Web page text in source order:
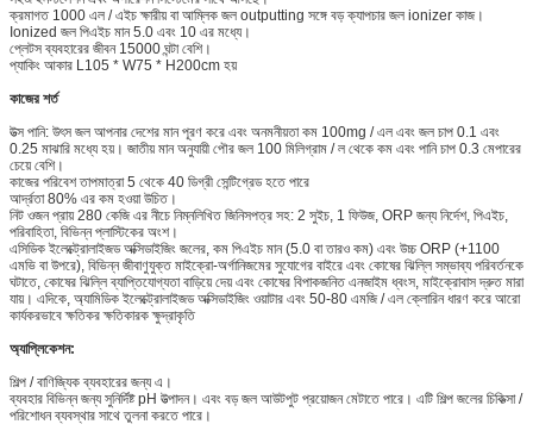
ক্রমাগত 1000 এল / এইচ ক্ষারীয় বা আম্লিক জল outputting সঙ্গে বড় ক্যাপচার জল ionizer কাজ।
Ionized জল পিএইচ মান 5.0 এবং 10 এর মধ্যে।
প্লেটস ব্যবহারের জীবন 15000 ঘন্টা বেশি।
প্যাকিং আকার L105 * W75 * H200cm হয়
কাজের শর্ত
উত্স পানি: উৎস জল আপনার দেশের মান পূরণ করে এবং অনমনীয়তা কম 100mg / এল এবং জল চাপ 0.1 এবং
0.25 মাঝারি মধ্যে হয়। জাতীয় মান অনুযায়ী পৌর জল 100 মিলিগ্রাম / ল থেকে কম এবং পানি চাপ 0.3 মেপারের
চেয়ে বেশি।
কাজের পরিবেশ তাপমাত্রা 5 থেকে 40 ডিগ্রী সেন্টিগ্রেড হতে পারে
আর্দ্রতা 80% এর কম হওয়া উচিত।
নিট ওজন প্রায় 280 কেজি এর নীচে নিম্নলিখিত জিনিসপত্র সহ: 2 সুইচ, 1 ফিউজ, ORP জন্য নির্দেশ, পিএইচ,
পরিবাহিতা, বিভিন্ন প্লাস্টিকের অংশ।
এসিডিক ইলেক্ট্রোলাইজড অক্সিডাইজিং জলের, কম পিএইচ মান (5.0 বা তারও কম) এবং উচ্চ ORP (+1100
এমভি বা উপরে), বিভিন্ন জীবাণুযুক্ত মাইক্রো-অর্গানিজমের সুযোগের বাইরে এবং কোষের ঝিল্লি সম্ভাব্য পরিবর্তনকে
ঘটাতে, কোষের ঝিল্লি ব্যাপ্তিযোগ্যতা বাড়িয়ে দেয় এবং কোষের বিপাকজনিত এনজাইম ধ্বংস, মাইক্রোবাস দ্রুত মারা
যায়। এদিকে, অ্যামিডিক ইলেক্ট্রোলাইজড অক্সিডাইজিং ওয়াটার এবং 50-80 এমজি / এল ক্লোরিন ধারণ করে আরো
কার্যকরভাবে ক্ষতিকর ক্ষতিকারক ক্ষুদ্রাকৃতি
অ্যাপ্লিকেশন:
শিল্প / বাণিজ্যিক ব্যবহারের জন্য এ।
ব্যবহার বিভিন্ন জন্য সুনির্দিষ্ট pH উত্পাদন। এবং বড় জল আউটপুট প্রয়োজন মেটাতে পারে। এটি শিল্প জলের চিকিত্সা /
পরিশোধন ব্যবস্থার সাথে তুলনা করতে পারে।